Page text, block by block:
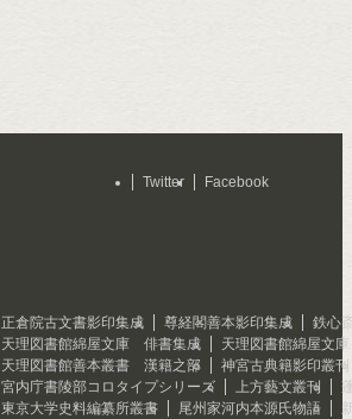
Twitter Facebook
正倉院古文書影印集成
尊経閣善本影印集成
鉄心
天理図書館綿屋文庫 俳書集成
天理図書館綿屋文
天理図書館善本叢書 漢籍之部
神宮古典籍影印叢刊
宮内庁書陵部コロタイプシリーズ
上方藝文叢刊
東京大学史料編纂所叢書
尾州家河内本源氏物語